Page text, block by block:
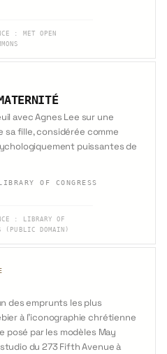
:
MET OPEN
avec Agnes Lee sur une
sa fille, considérée comme
puissantes de
OF CONGRESS
:
LIBRARY OF
(PUBLIC DOMAIN)
des emprunts les plus
à l'iconographie chrétienne
posé par les modèles May
du 273 Fifth Avenue à